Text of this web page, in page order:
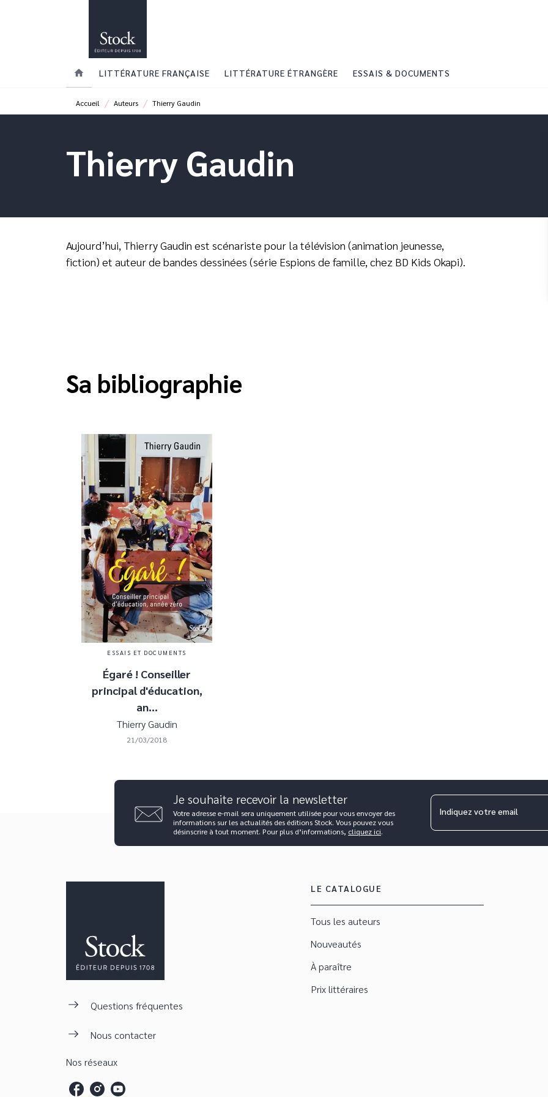
home LITTÉRATURE FRANÇAISE LITTÉRATURE ÉTRANGÈRE ESSAIS & DOCUMENTS
Accueil / Auteurs / Thierry Gaudin
Thierry Gaudin
Aujourd’hui, Thierry Gaudin est scénariste pour la télévision (animation jeunesse,
fiction) et auteur de bandes dessinées (série Espions de famille, chez BD Kids Okapi).
Sa bibliographie
ESSAIS ET DOCUMENTS
Égaré ! Conseiller
principal d'éducation,
an…
Thierry Gaudin
21/03/2018
Je souhaite recevoir la newsletter
Votre adresse e-mail sera uniquement utilisée pour vous envoyer des
informations sur les actualités des éditions Stock. Vous pouvez vous
désinscrire à tout moment. Pour plus d’informations, cliquez ici.
Indiquez votre email
Questions fréquentes
Nous contacter
Nos réseaux
LE CATALOGUE
Tous les auteurs
Nouveautés
À paraître
Prix littéraires